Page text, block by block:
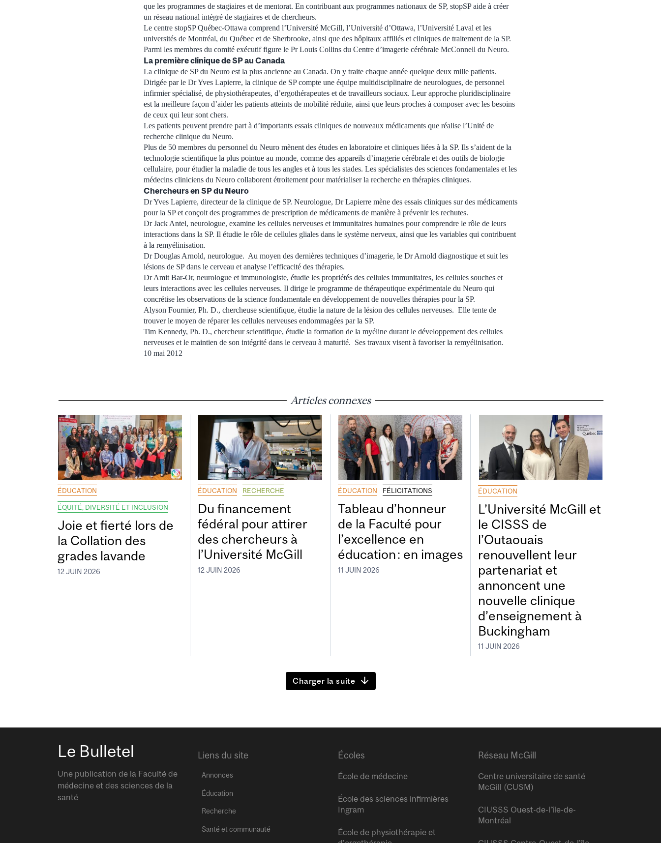
que les programmes de stagiaires et de mentorat. En contribuant aux programmes nationaux de SP, stopSP aide à créer
un réseau national intégré de stagiaires et de chercheurs.
Le centre stopSP Québec-Ottawa comprend l’Université McGill, l’Université d’Ottawa, l’Université Laval et les
universités de Montréal, du Québec et de Sherbrooke, ainsi que des hôpitaux affiliés et cliniques de traitement de la SP.
Parmi les membres du comité exécutif figure le Pr Louis Collins du Centre d’imagerie cérébrale McConnell du Neuro.
La première clinique de SP au Canada
La clinique de SP du Neuro est la plus ancienne au Canada. On y traite chaque année quelque deux mille patients.
Dirigée par le Dr Yves Lapierre, la clinique de SP compte une équipe multidisciplinaire de neurologues, de personnel
infirmier spécialisé, de physiothérapeutes, d’ergothérapeutes et de travailleurs sociaux. Leur approche pluridisciplinaire
est la meilleure façon d’aider les patients atteints de mobilité réduite, ainsi que leurs proches à composer avec les besoins
de ceux qui leur sont chers.
Les patients peuvent prendre part à d’importants essais cliniques de nouveaux médicaments que réalise l’Unité de
recherche clinique du Neuro.
Plus de 50 membres du personnel du Neuro mènent des études en laboratoire et cliniques liées à la SP. Ils s’aident de la
technologie scientifique la plus pointue au monde, comme des appareils d’imagerie cérébrale et des outils de biologie
cellulaire, pour étudier la maladie de tous les angles et à tous les stades. Les spécialistes des sciences fondamentales et les
médecins cliniciens du Neuro collaborent étroitement pour matérialiser la recherche en thérapies cliniques.
Chercheurs en SP du Neuro
Dr Yves Lapierre, directeur de la clinique de SP. Neurologue, Dr Lapierre mène des essais cliniques sur des médicaments
pour la SP et conçoit des programmes de prescription de médicaments de manière à prévenir les rechutes.
Dr Jack Antel, neurologue, examine les cellules nerveuses et immunitaires humaines pour comprendre le rôle de leurs
interactions dans la SP. Il étudie le rôle de cellules gliales dans le système nerveux, ainsi que les variables qui contribuent
à la remyélinisation.
Dr Douglas Arnold, neurologue. Au moyen des dernières techniques d’imagerie, le Dr Arnold diagnostique et suit les
lésions de SP dans le cerveau et analyse l’efficacité des thérapies.
Dr Amit Bar-Or, neurologue et immunologiste, étudie les propriétés des cellules immunitaires, les cellules souches et
leurs interactions avec les cellules nerveuses. Il dirige le programme de thérapeutique expérimentale du Neuro qui
concrétise les observations de la science fondamentale en développement de nouvelles thérapies pour la SP.
Alyson Fournier, Ph. D., chercheuse scientifique, étudie la nature de la lésion des cellules nerveuses. Elle tente de
trouver le moyen de réparer les cellules nerveuses endommagées par la SP.
Tim Kennedy, Ph. D., chercheur scientifique, étudie la formation de la myéline durant le développement des cellules
nerveuses et le maintien de son intégrité dans le cerveau à maturité. Ses travaux visent à favoriser la remyélinisation.
10 mai 2012
Articles connexes
ÉDUCATION
ÉQUITÉ, DIVERSITÉ ET INCLUSION
Joie et fierté lors de
la Collation des
grades lavande
12 JUIN 2026
ÉDUCATION RECHERCHE
Du financement
fédéral pour attirer
des chercheurs à
l’Université McGill
12 JUIN 2026
ÉDUCATION FÉLICITATIONS
Tableau d’honneur
de la Faculté pour
l’excellence en
éducation : en images
11 JUIN 2026
ÉDUCATION
L’Université McGill et
le CISSS de
l’Outaouais
renouvellent leur
partenariat et
annoncent une
nouvelle clinique
d’enseignement à
Buckingham
11 JUIN 2026
Charger la suite
Le Bulletel
Une publication de la Faculté de
médecine et des sciences de la
santé
Liens du site
Annonces
Éducation
Recherche
Santé et communauté
Écoles
École de médecine
École des sciences infirmières
Ingram
École de physiothérapie et
Réseau McGill
Centre universitaire de santé
McGill (CUSM)
CIUSSS Ouest-de-l’île-de-
Montréal